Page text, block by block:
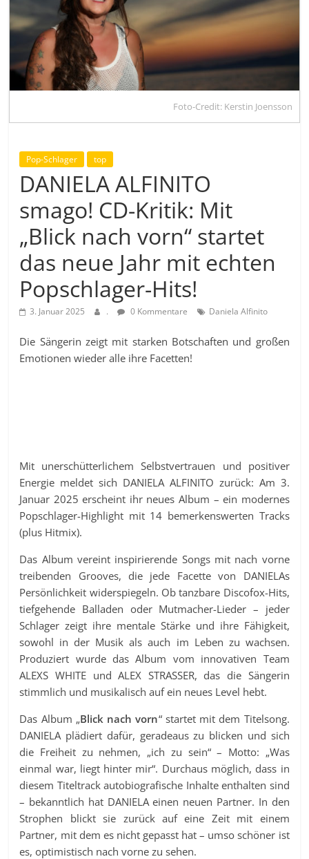
Foto-Credit: Kerstin Joensson
Pop-Schlager top
DANIELA ALFINITO
smago! CD-Kritik: Mit
„Blick nach vorn“ startet
das neue Jahr mit echten
Popschlager-Hits!
3. Januar 2025 . 0 Kommentare Daniela Alfinito
Die Sängerin zeigt mit starken Botschaften und großen
Emotionen wieder alle ihre Facetten!
Mit unerschütterlichem Selbstvertrauen und positiver
Energie meldet sich DANIELA ALFINITO zurück: Am 3.
Januar 2025 erscheint ihr neues Album – ein modernes
Popschlager-Highlight mit 14 bemerkenswerten Tracks
(plus Hitmix).
Das Album vereint inspirierende Songs mit nach vorne
treibenden Grooves, die jede Facette von DANIELAs
Persönlichkeit widerspiegeln. Ob tanzbare Discofox-Hits,
tiefgehende Balladen oder Mutmacher-Lieder – jeder
Schlager zeigt ihre mentale Stärke und ihre Fähigkeit,
sowohl in der Musik als auch im Leben zu wachsen.
Produziert wurde das Album vom innovativen Team
ALEXS WHITE und ALEX STRASSER, das die Sängerin
stimmlich und musikalisch auf ein neues Level hebt.
Das Album „Blick nach vorn“ startet mit dem Titelsong.
DANIELA plädiert dafür, geradeaus zu blicken und sich
die Freiheit zu nehmen, „ich zu sein“ – Motto: „Was
einmal war, liegt hinter mir“. Durchaus möglich, dass in
diesem Titeltrack autobiografische Inhalte enthalten sind
– bekanntlich hat DANIELA einen neuen Partner. In den
Strophen blickt sie zurück auf eine Zeit mit einem
Partner, mit dem es nicht gepasst hat – umso schöner ist
es, optimistisch nach vorne zu sehen.